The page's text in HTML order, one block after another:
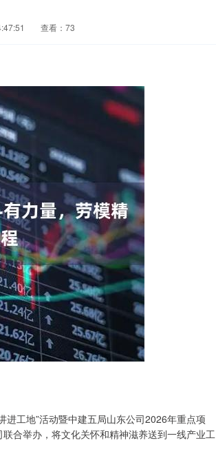
查看：73
工地”活动暨中建五局山东公司2026年重点项
合举办，将文化关怀和精神滋养送到一线产业工